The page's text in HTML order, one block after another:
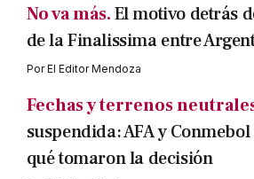
No va más.El motivo detrás
de la Finalissima entre
PorEl Editor Mendoza
Fechas y terrenos
suspendida: AFA y
qué tomaron la decisión